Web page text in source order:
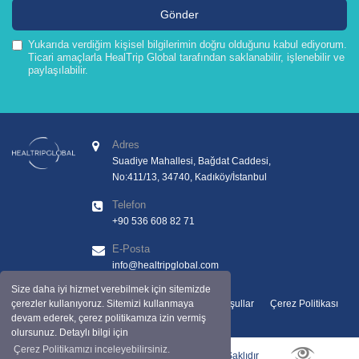
Size daha iyi hizmet verebilmek için sitemizde
çerezler kullanıyoruz. Sitemizi kullanmaya
devam ederek, çerez politikamıza izin vermiş
olursunuz. Detaylı bilgi için
Çerez Politikamızı inceleyebilirsiniz.
Yukarıda verdiğim kişisel bilgilerimin doğru olduğunu kabul ediyorum.
Ticari amaçlarla HealTrip Global tarafından saklanabilir, işlenebilir ve
paylaşılabilir.
Adres
Suadiye Mahallesi, Bağdat Caddesi,
No:411/13, 34740, Kadıköy/İstanbul
Telefon
+90 536 608 82 71
E-Posta
info@healtripglobal.com
Kişisel Veriler Aydınlatma Metni Şartlar ve Koşullar Çerez Politikası
Copyright © 2025 by Healtripglobal. Tüm Hakları Saklıdır